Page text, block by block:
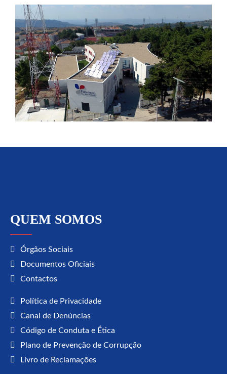
QUEM SOMOS
Órgãos Sociais
Documentos Oficiais
Contactos
Política de Privacidade
Canal de Denúncias
Código de Conduta e Ética
Plano de Prevenção de Corrupção
Livro de Reclamações